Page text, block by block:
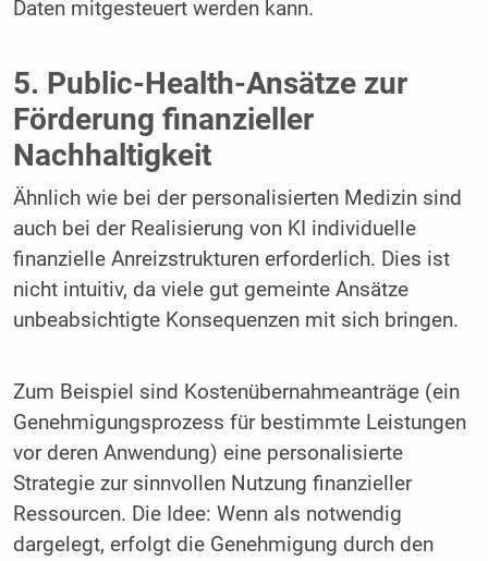
Daten mitgesteuert werden kann.
5. Public-Health-Ansätze zur
Förderung finanzieller
Nachhaltigkeit
Ähnlich wie bei der personalisierten Medizin sind
auch bei der Realisierung von KI individuelle
finanzielle Anreizstrukturen erforderlich. Dies ist
nicht intuitiv, da viele gut gemeinte Ansätze
unbeabsichtigte Konsequenzen mit sich bringen.
Zum Beispiel sind Kostenübernahmeanträge (ein
Genehmigungsprozess für bestimmte Leistungen
vor deren Anwendung) eine personalisierte
Strategie zur sinnvollen Nutzung finanzieller
Ressourcen. Die Idee: Wenn als notwendig
dargelegt, erfolgt die Genehmigung durch den